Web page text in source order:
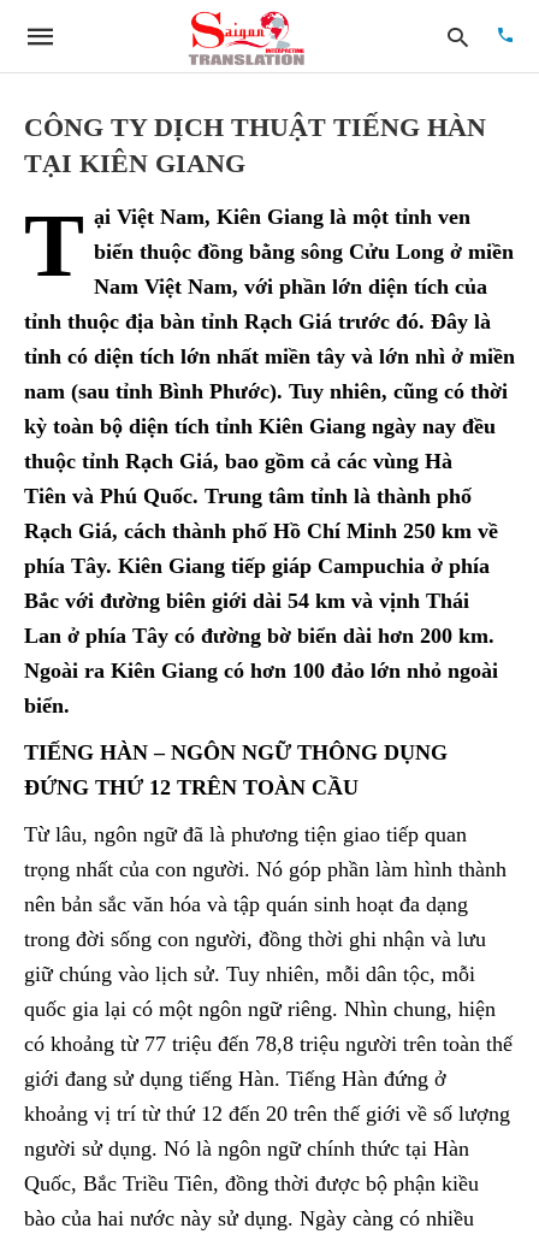
query
and
CÔNG TY DỊCH THUẬT TIẾNG HÀN
TẠI KIÊN GIANG
T ại Việt Nam, Kiên Giang là một tỉnh ven
biển thuộc đồng bằng sông Cửu Long ở miền
Nam Việt Nam, với phần lớn diện tích của
tỉnh thuộc địa bàn tỉnh Rạch Giá trước đó. Đây là
tỉnh có diện tích lớn nhất miền tây và lớn nhì ở miền
nam (sau tỉnh Bình Phước). Tuy nhiên, cũng có thời
kỳ toàn bộ diện tích tỉnh Kiên Giang ngày nay đều
thuộc tỉnh Rạch Giá, bao gồm cả các vùng Hà
Tiên và Phú Quốc. Trung tâm tỉnh là thành phố
Rạch Giá, cách thành phố Hồ Chí Minh 250 km về
phía Tây. Kiên Giang tiếp giáp Campuchia ở phía
Bắc với đường biên giới dài 54 km và vịnh Thái
Lan ở phía Tây có đường bờ biển dài hơn 200 km.
Ngoài ra Kiên Giang có hơn 100 đảo lớn nhỏ ngoài
biển.
TIẾNG HÀN – NGÔN NGỮ THÔNG DỤNG
ĐỨNG THỨ 12 TRÊN TOÀN CẦU
Từ lâu, ngôn ngữ đã là phương tiện giao tiếp quan
trọng nhất của con người. Nó góp phần làm hình thành
nên bản sắc văn hóa và tập quán sinh hoạt đa dạng
trong đời sống con người, đồng thời ghi nhận và lưu
giữ chúng vào lịch sử. Tuy nhiên, mỗi dân tộc, mỗi
quốc gia lại có một ngôn ngữ riêng. Nhìn chung, hiện
có khoảng từ 77 triệu đến 78,8 triệu người trên toàn thế
giới đang sử dụng tiếng Hàn. Tiếng Hàn đứng ở
khoảng vị trí từ thứ 12 đến 20 trên thế giới về số lượng
người sử dụng. Nó là ngôn ngữ chính thức tại Hàn
Quốc, Bắc Triều Tiên, đồng thời được bộ phận kiều
bào của hai nước này sử dụng. Ngày càng có nhiều